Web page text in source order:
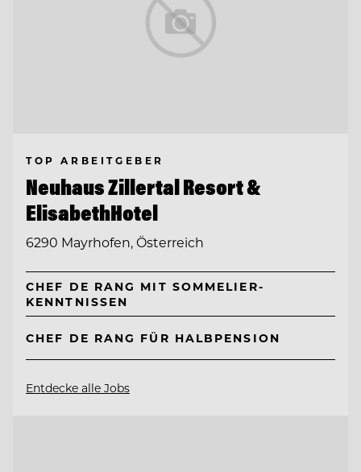
TOP ARBEITGEBER
Neuhaus Zillertal Resort &
ElisabethHotel
6290 Mayrhofen, Österreich
CHEF DE RANG MIT SOMMELIER-
KENNTNISSEN
CHEF DE RANG FÜR HALBPENSION
Entdecke alle Jobs